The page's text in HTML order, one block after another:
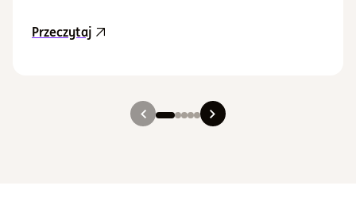
Przeczytajaktualność Aktualizacja Prospektu
Slajd 1
Slajd 2
Slajd 3
Slajd 4
Slajd 5